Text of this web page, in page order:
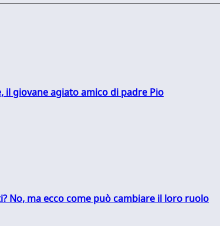
il giovane agiato amico di padre Pio
No, ma ecco come può cambiare il loro ruolo